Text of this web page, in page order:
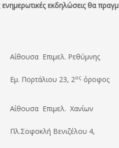
ενημερωτικές εκδηλώσεις θα
Αίθουσα Επιμελ. Ρεθύμνης
Εμ. Πορτάλιου 23, 2ος όροφος
Αίθουσα Επιμελ. Χανίων
Πλ.Σοφοκλή Βενιζέλου 4,